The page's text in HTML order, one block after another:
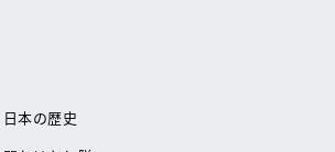
本の歴史